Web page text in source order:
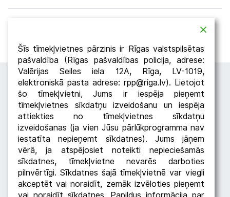
Seko RPP
Šīs tīmekļvietnes pārzinis ir Rīgas valstspilsētas
pašvaldība (Rīgas pašvaldības policija, adrese:
Valērijas Seiles iela 12A, Rīga, LV-1019,
elektroniskā pasta adrese: rpp@riga.lv). Lietojot
šo tīmekļvietni, Jums ir iespēja pieņemt
tīmekļvietnes sīkdatņu izveidošanu un iespēja
attiekties no tīmekļvietnes sīkdatņu
izveidošanas (ja vien Jūsu pārlūkprogramma nav
iestatīta nepieņemt sīkdatnes). Jums jāņem
vērā, ja atspējosiet noteikti nepieciešamās
sīkdatnes, tīmekļvietne nevarēs darboties
pilnvērtīgi. Sīkdatnes šajā tīmekļvietnē var viegli
akceptēt vai noraidīt, zemāk izvēloties pieņemt